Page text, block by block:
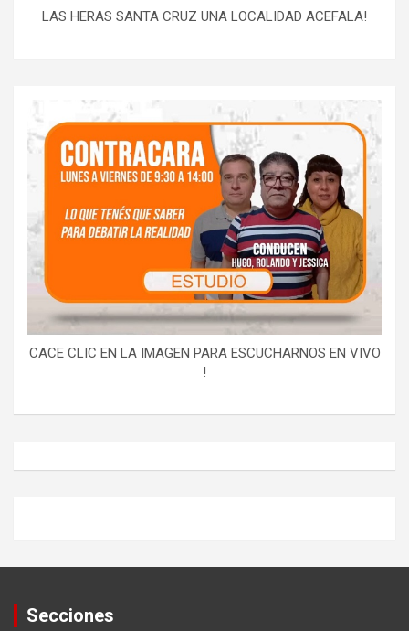
LAS HERAS SANTA CRUZ UNA LOCALIDAD ACEFALA!
CACE CLIC EN LA IMAGEN PARA ESCUCHARNOS EN VIVO
!
Secciones